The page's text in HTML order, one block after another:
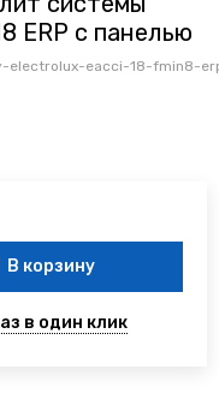
ERP с панелью
eacci-18-fmin8-
В корзину
в один клик